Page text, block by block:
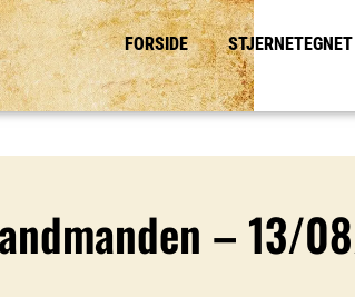
FORSIDE STJERNETEGNET
– 13/